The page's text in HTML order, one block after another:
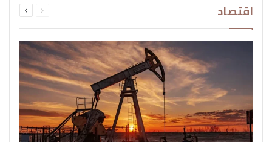
اقتصاد الصفحةالصفحة